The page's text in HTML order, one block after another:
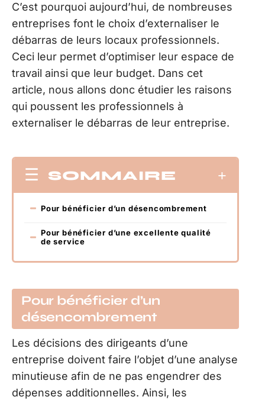
C’est pourquoi aujourd’hui, de nombreuses
entreprises font le choix d’externaliser le
débarras de leurs locaux professionnels.
Ceci leur permet d’optimiser leur espace de
travail ainsi que leur budget. Dans cet
article, nous allons donc étudier les raisons
qui poussent les professionnels à
externaliser le débarras de leur entreprise.
SOMMAIRE
Pour bénéficier d’un désencombrement
Pour bénéficier d’une excellente qualité
de service
Pour bénéficier d’un
désencombrement
Les décisions des dirigeants d’une
entreprise doivent faire l’objet d’une analyse
minutieuse afin de ne pas engendrer des
dépenses additionnelles. Ainsi, les